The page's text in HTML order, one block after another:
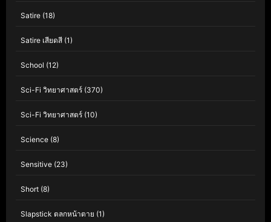
Satire (18)
Satire เสียดสี (1)
School (12)
Sci-Fi วิทยาศาสตร์ (370)
Sci-Fi วิทยาศาสตร์ (10)
Science (8)
Sensitive (23)
Short (8)
Slapstick ตลกหน้าตาย (1)